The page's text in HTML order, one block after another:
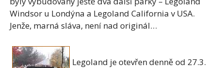
Windsor u Londýna a Legoland California v USA.
Jenže, marná sláva, není nad originál…
Legoland je otevřen denně od 27.3.